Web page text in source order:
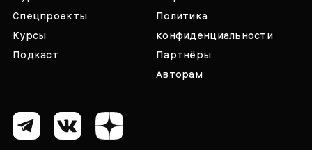
Спецпроекты
Курсы
Подкаст
Политика
конфиденциальности
Партнёры
Авторам